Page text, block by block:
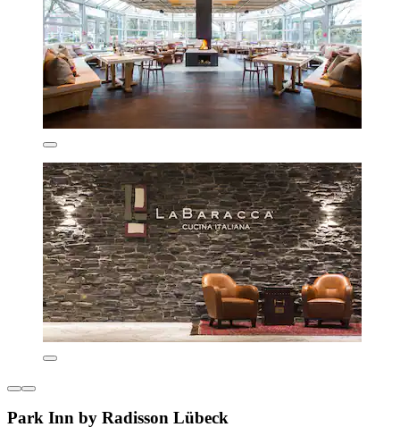
Park Inn by Radisson Lübeck